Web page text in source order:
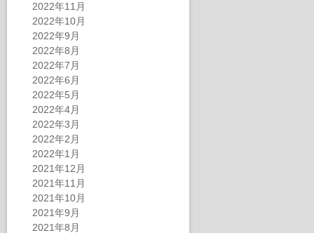
2022年11月
2022年10月
2022年9月
2022年8月
2022年7月
2022年6月
2022年5月
2022年4月
2022年3月
2022年2月
2022年1月
2021年12月
2021年11月
2021年10月
2021年9月
2021年8月